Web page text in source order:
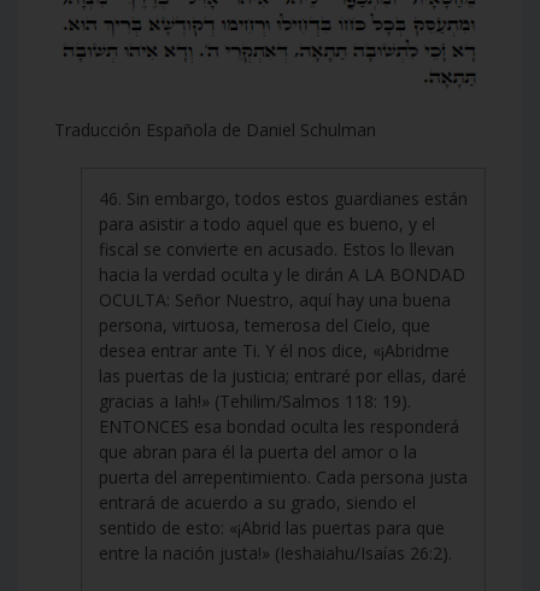
Traducción Española de Daniel Schulman
46. Sin embargo, todos estos guardianes están
para asistir a todo aquel que es bueno, y el
fiscal se convierte en acusado. Estos lo llevan
hacia la verdad oculta y le dirán A LA BONDAD
OCULTA: Señor Nuestro, aquí hay una buena
persona, virtuosa, temerosa del Cielo, que
desea entrar ante Ti. Y él nos dice, «¡Abridme
las puertas de la justicia; entraré por ellas, daré
gracias a Iah!» (Tehilim/Salmos 118: 19).
ENTONCES esa bondad oculta les responderá
que abran para él la puerta del amor o la
puerta del arrepentimiento. Cada persona justa
entrará de acuerdo a su grado, siendo el
sentido de esto: «¡Abrid las puertas para que
entre la nación justa!» (Ieshaiahu/Isaías 26:2).